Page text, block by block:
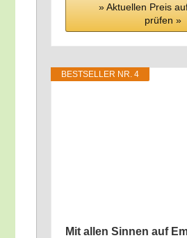
» Aktu­el­len Preis
prü­fen »
BEST­SEL­LER NR. 4
Mit allen Sin­nen auf